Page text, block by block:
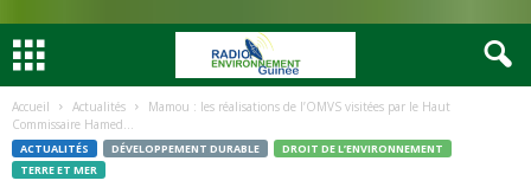
Accueil Actualités
Mamou : les réalisations de l’OMVS visitées par le Haut
Commissaire Hamed...
ACTUALITÉS DÉVELOPPEMENT DURABLE
DROIT DE L’ENVIRONNEMENT
TERRE ET MER